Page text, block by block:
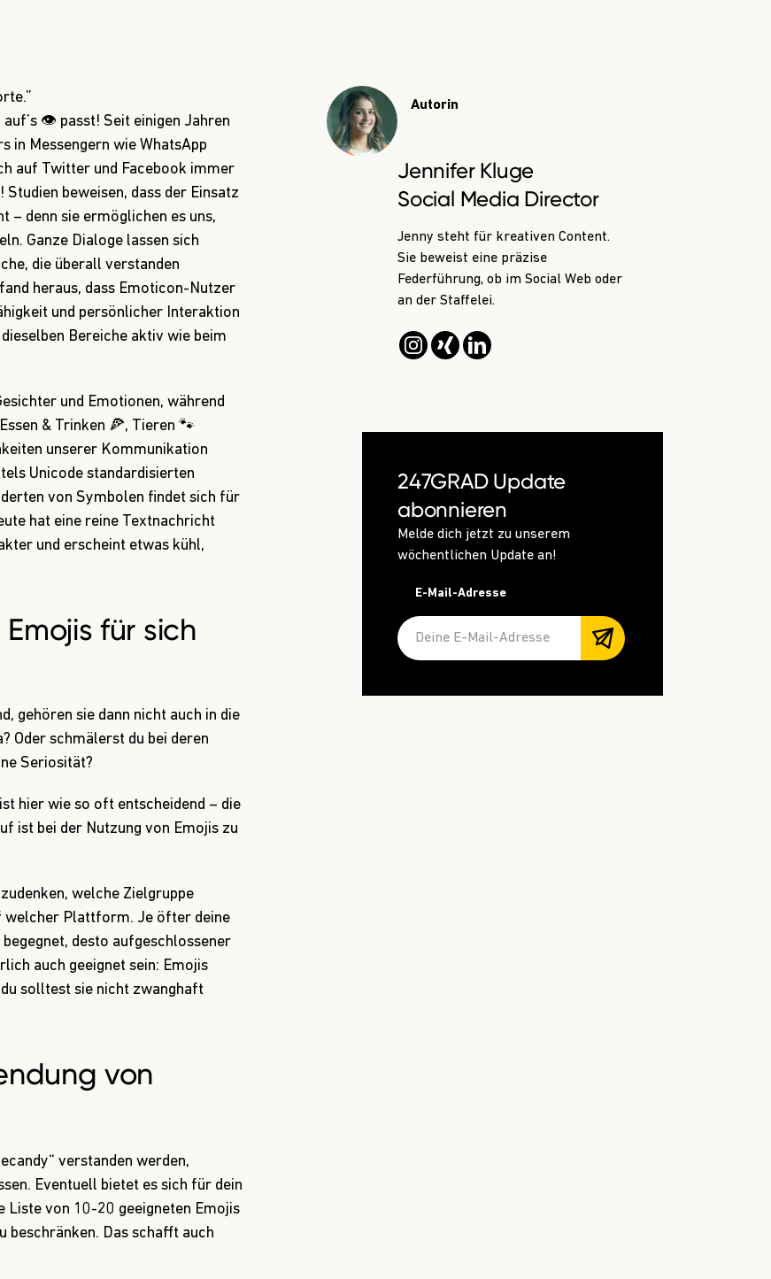
👁️ passt! Seit einigen Jahren
in Messengern wie WhatsApp
auf Twitter und Facebook immer
beweisen, dass der Einsatz
– denn sie ermöglichen es uns,
Ganze Dialoge lassen sich
die überall verstanden
fand heraus, dass Emoticon-Nutzer
und persönlicher Interaktion
Bereiche aktiv wie beim
und Emotionen, während
& Trinken 🍕, Tieren 🐾
unserer Kommunikation
Unicode standardisierten
von Symbolen findet sich für
hat eine reine Textnachricht
und erscheint etwas kühl,
für sich
gehören sie dann nicht auch in die
Oder schmälerst du bei deren
Seriosität?
hier wie so oft entscheidend – die
ist bei der Nutzung von Emojis zu
welche Zielgruppe
welcher Plattform. Je öfter deine
desto aufgeschlossener
auch geeignet sein: Emojis
solltest sie nicht zwanghaft
von
verstanden werden,
Eventuell bietet es sich für dein
Liste von 10-20 geeigneten Emojis
beschränken. Das schafft auch
Autorin
Jennifer Kluge
Social Media Director
Jenny steht für kreativen Content.
Sie beweist eine präzise
Federführung, ob im Social Web oder
an der Staffelei.
247GRAD Update
abonnieren
Melde dich jetzt zu unserem
wöchentlichen Update an!
E-Mail-Adresse